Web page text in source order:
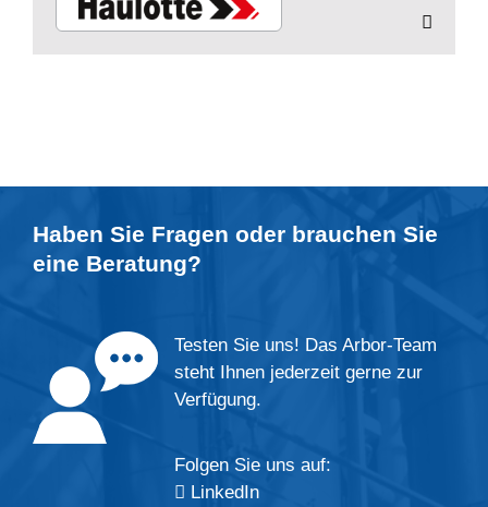
Haben Sie Fragen oder brauchen Sie
eine Beratung?
Testen Sie uns! Das Arbor-Team
steht Ihnen jederzeit gerne zur
Verfügung.
Folgen Sie uns auf:
LinkedIn